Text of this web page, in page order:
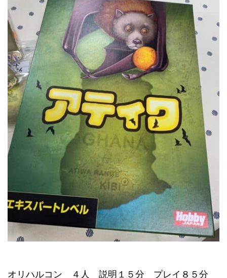
オリハルコン ４人 説明１５分 プレイ８５分